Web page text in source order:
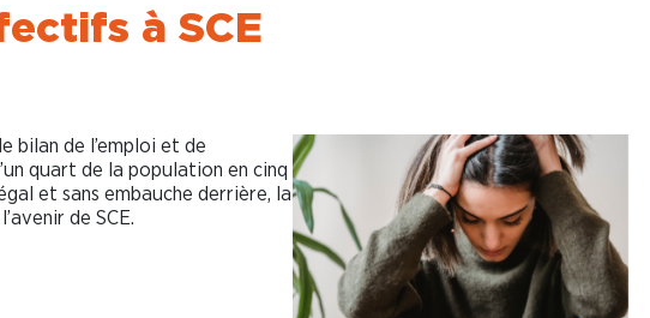
à SCE
bilan de l’emploi et de
quart de la population en cinq
et sans embauche derrière, la
de SCE.